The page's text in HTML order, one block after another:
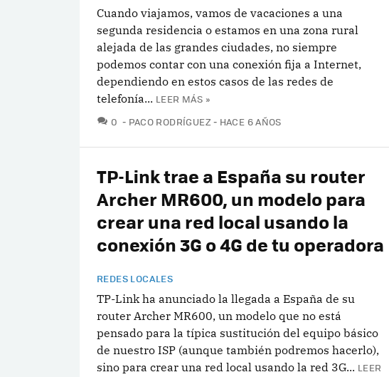
Cuando viajamos, vamos de vacaciones a una
segunda residencia o estamos en una zona rural
alejada de las grandes ciudades, no siempre
podemos contar con una conexión fija a Internet,
dependiendo en estos casos de las redes de
telefonía... LEER MÁS »
0 COMENTARIOS
PACO RODRÍGUEZ HACE 6 AÑOS
TP-Link trae a España su router
Archer MR600, un modelo para
crear una red local usando la
conexión 3G o 4G de tu operadora
REDES LOCALES
TP-Link ha anunciado la llegada a España de su
router Archer MR600, un modelo que no está
pensado para la típica sustitución del equipo básico
de nuestro ISP (aunque también podremos hacerlo),
sino para crear una red local usando la red 3G... LEER